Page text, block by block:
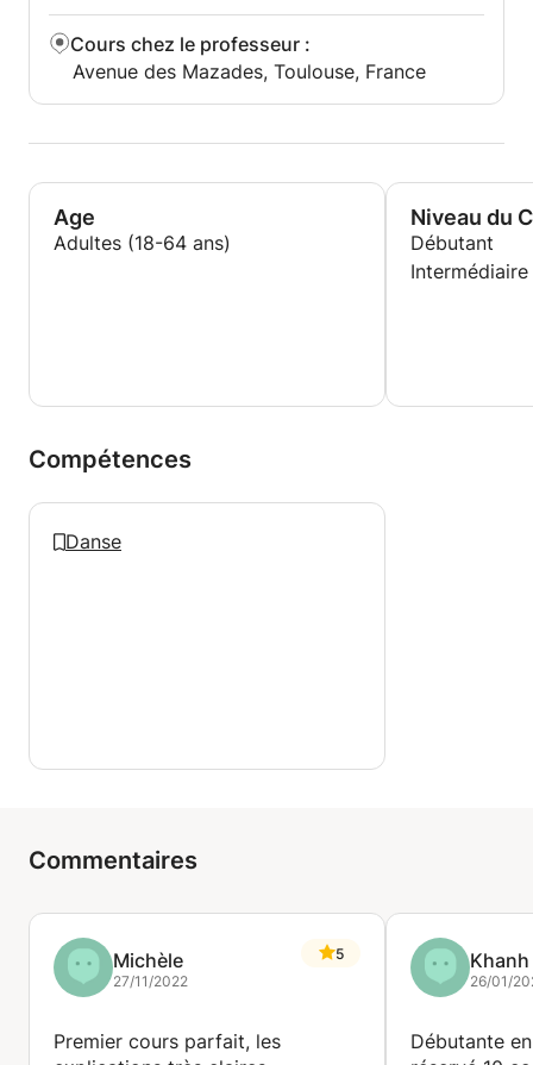
Cours chez le professeur :
Avenue des Mazades, Toulouse, France
Age
Adultes (18-64 ans)
Niveau du
Débutant
Intermédiaire
Compétences
Danse
Commentaires
Michèle
27/11/2022
5
Premier cours parfait, les
Khanh
26/01/
Débutante